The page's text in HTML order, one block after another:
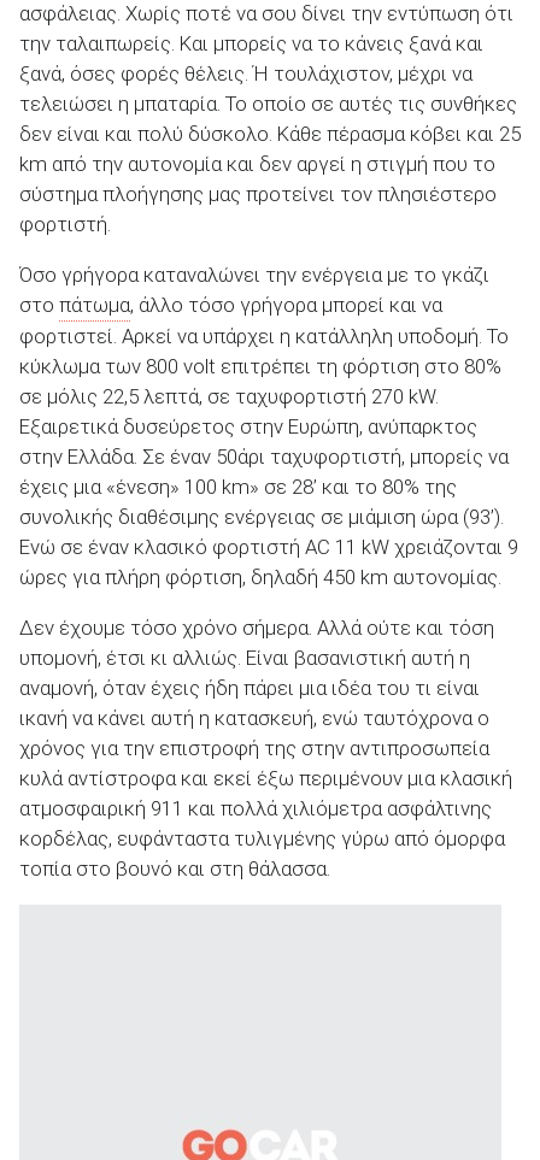
ασφάλειας. Χωρίς ποτέ να σου δίνει την εντύπωση ότι
την ταλαιπωρείς. Και μπορείς να το κάνεις ξανά και
ξανά, όσες φορές θέλεις. Ή τουλάχιστον, μέχρι να
τελειώσει η μπαταρία. Το οποίο σε αυτές τις συνθήκες
δεν είναι και πολύ δύσκολο. Κάθε πέρασμα κόβει και 25
km από την αυτονομία και δεν αργεί η στιγμή που το
σύστημα πλοήγησης μας προτείνει τον πλησιέστερο
φορτιστή.
Όσο γρήγορα καταναλώνει την ενέργεια με το γκάζι
στο πάτωμα, άλλο τόσο γρήγορα μπορεί και να
φορτιστεί. Αρκεί να υπάρχει η κατάλληλη υποδομή. Το
κύκλωμα των 800 volt επιτρέπει τη φόρτιση στο 80%
σε μόλις 22,5 λεπτά, σε ταχυφορτιστή 270 kW.
Εξαιρετικά δυσεύρετος στην Ευρώπη, ανύπαρκτος
στην Ελλάδα. Σε έναν 50άρι ταχυφορτιστή, μπορείς να
έχεις μια «ένεση» 100 km» σε 28’ και το 80% της
συνολικής διαθέσιμης ενέργειας σε μιάμιση ώρα (93’).
Ενώ σε έναν κλασικό φορτιστή AC 11 kW χρειάζονται 9
ώρες για πλήρη φόρτιση, δηλαδή 450 km αυτονομίας.
Δεν έχουμε τόσο χρόνο σήμερα. Αλλά ούτε και τόση
υπομονή, έτσι κι αλλιώς. Είναι βασανιστική αυτή η
αναμονή, όταν έχεις ήδη πάρει μια ιδέα του τι είναι
ικανή να κάνει αυτή η κατασκευή, ενώ ταυτόχρονα ο
χρόνος για την επιστροφή της στην αντιπροσωπεία
κυλά αντίστροφα και εκεί έξω περιμένουν μια κλασική
ατμοσφαιρική 911 και πολλά χιλιόμετρα ασφάλτινης
κορδέλας, ευφάνταστα τυλιγμένης γύρω από όμορφα
τοπία στο βουνό και στη θάλασσα.